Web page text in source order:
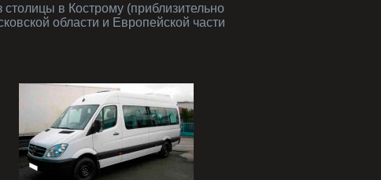
в Кострому (приблизительно
области и Европейской части